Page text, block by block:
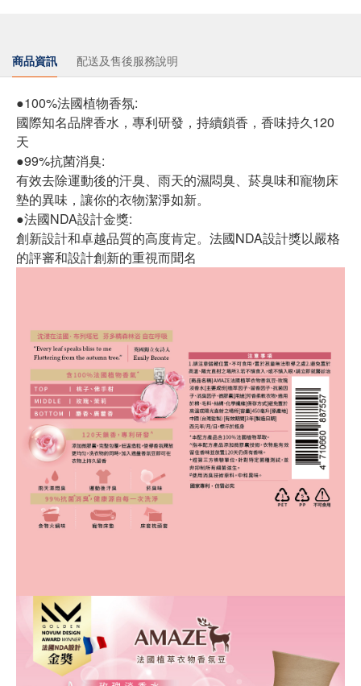
商品資訊 配送及售後服務說明
●100%法國植物香氛:
國際知名品牌香水，專利研發，持續鎖香，香味持久120
天
●99%抗菌消臭:
有效去除運動後的汗臭、雨天的濕悶臭、菸臭味和寵物床
墊的異味，讓你的衣物潔淨如新。
●法國NDA設計金獎:
創新設計和卓越品質的高度肯定。法國NDA設計獎以嚴格
的評審和設計創新的重視而聞名